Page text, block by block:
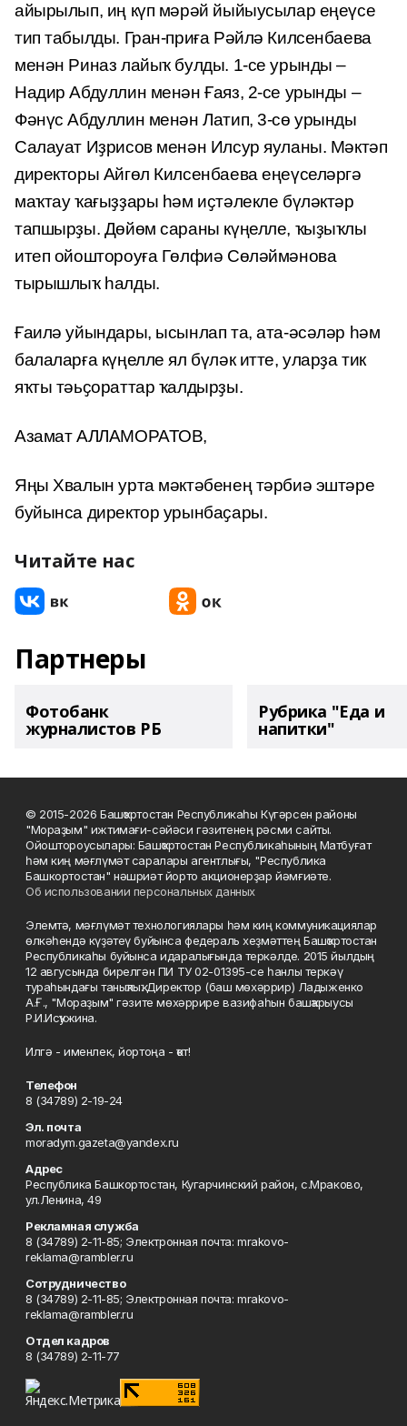
айырылып, иң күп мәрәй йыйыусылар еңеүсе
тип табылды. Гран-приға Рәйлә Килсенбаева
менән Риназ лайыҡ булды. 1-се урынды –
Надир Абдуллин менән Ғаяз, 2-се урынды –
Фәнүс Абдуллин менән Латип, 3-сө урынды
Салауат Иҙрисов менән Илсур яуланы. Мәктәп
директоры Айгөл Килсенбаева еңеүселәргә
маҡтау ҡағыҙҙары һәм иҫтәлекле бүләктәр
тапшырҙы. Дөйөм сараны күңелле, ҡыҙыҡлы
итеп ойоштороуға Гөлфиә Сөләймәнова
тырышлыҡ һалды.
Ғаилә уйындары, ысынлап та, ата-әсәләр һәм
балаларға күңелле ял бүләк итте, уларҙа тик
яҡты тәьҫораттар ҡалдырҙы.
Азамат АЛЛАМОРАТОВ,
Яңы Хвалын урта мәктәбенең тәрбиә эштәре
буйынса директор урынбаҫары.
Читайте нас
Партнеры
Фотобанк
журналистов РБ
Рубрика "Еда и
напитки"
© 2015-2026 Башҡортостан Республикаһы Күгәрсен районы
"Мораҙым" ижтимағи-сәйәси гәзитенең рәсми сайты.
Ойоштороусылары: Башҡортостан Республикаһының Матбуғат
һәм киң мәғлүмәт саралары агентлығы, "Республика
Башкортостан" нәшриәт йорто акционерҙар йәмғиәте.
Об использовании персональных данных
Элемтә, мәғлүмәт технологиялары һәм киң коммуникациялар
өлкәһендә күҙәтеү буйынса федераль хеҙмәттең Башҡортостан
Республикаһы буйынса идаралығында теркәлде. 2015 йылдың
12 авгусында бирелгән ПИ ТУ 02-01395-се һанлы теркәү
тураһындағы таныҡлыҡ. Директор (баш мөхәррир) Ладыженко
А.Ғ., "Мораҙым" гәзите мөхәррире вазифаһын башҡарыусы
Р.И.Исҡужина.
Илгә - именлек, йортоңа - ҡот!
Телефон
8 (34789) 2-19-24
Эл. почта
moradym.gazeta@yandex.ru
Адрес
Республика Башкортостан, Кугарчинский район, с.Мраково,
ул.Ленина, 49
Рекламная служба
8 (34789) 2-11-85; Электронная почта: mrakovo-
reklama@rambler.ru
Сотрудничество
8 (34789) 2-11-85; Электронная почта: mrakovo-
reklama@rambler.ru
Отдел кадров
8 (34789) 2-11-77